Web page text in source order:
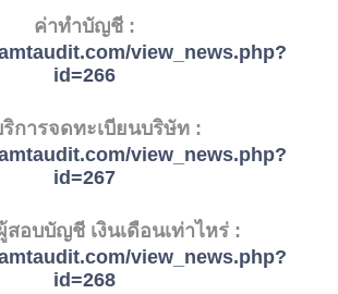
ค่าทำบัญชี :
view_news.php?
id=266
การจดทะเบียนบริษัท :
view_news.php?
id=267
อบบัญชี เงินเดือนเท่าไหร่:
view_news.php?
id=268